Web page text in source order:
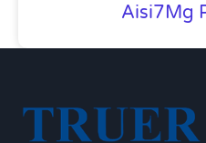
Aisi7Mg